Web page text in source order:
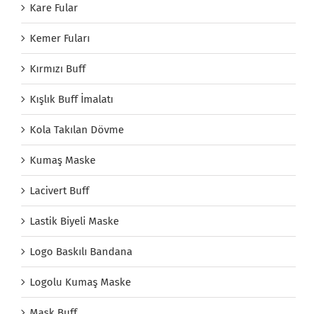
Kare Fular
Kemer Fuları
Kırmızı Buff
Kışlık Buff İmalatı
Kola Takılan Dövme
Kumaş Maske
Lacivert Buff
Lastik Biyeli Maske
Logo Baskılı Bandana
Logolu Kumaş Maske